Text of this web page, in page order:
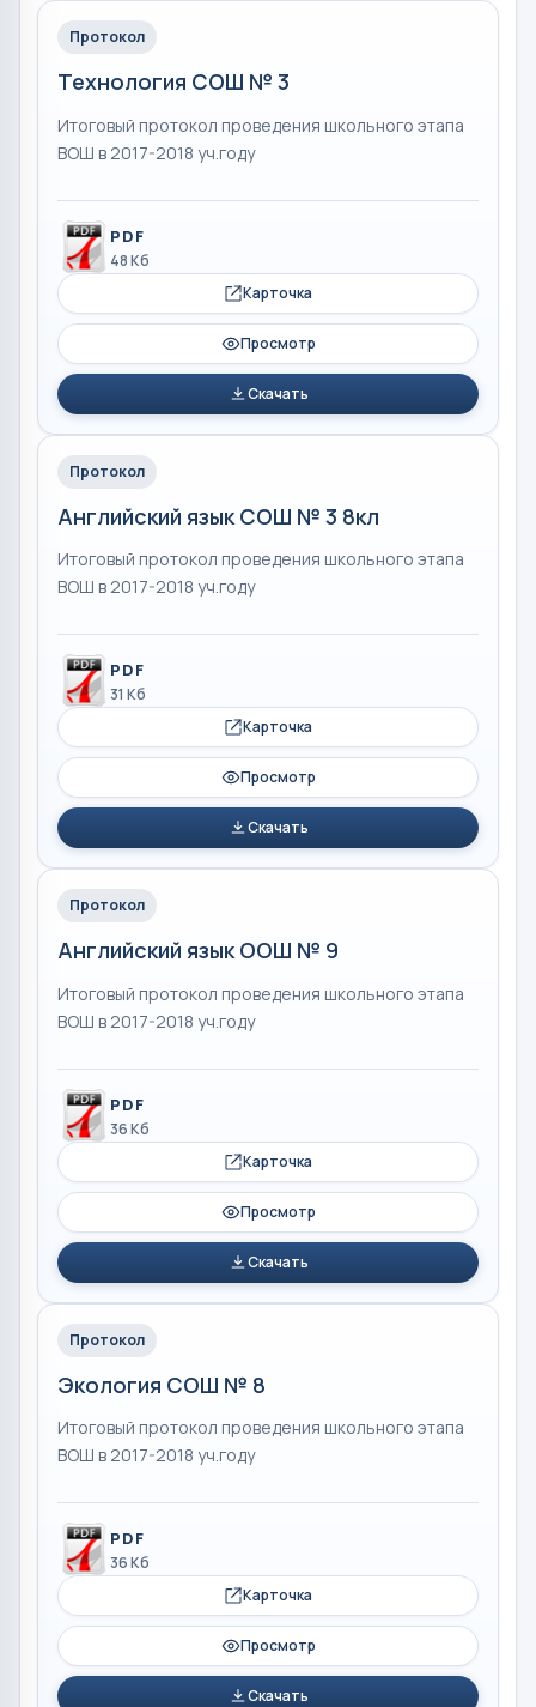
Протокол
Технология СОШ № 3
Итоговый протокол проведения школьного этапа
ВОШ в 2017-2018 уч.году
PDF
48 Кб
Карточка
Просмотр
Скачать
Протокол
Английский язык СОШ № 3 8кл
Итоговый протокол проведения школьного этапа
ВОШ в 2017-2018 уч.году
PDF
31 Кб
Карточка
Просмотр
Скачать
Протокол
Английский язык ООШ № 9
Итоговый протокол проведения школьного этапа
ВОШ в 2017-2018 уч.году
PDF
36 Кб
Карточка
Просмотр
Скачать
Протокол
Экология СОШ № 8
Итоговый протокол проведения школьного этапа
ВОШ в 2017-2018 уч.году
PDF
36 Кб
Карточка
Просмотр
Скачать